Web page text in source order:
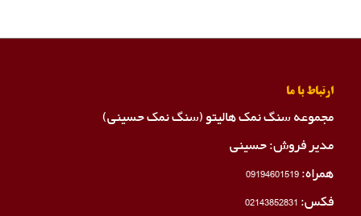
ارتباط با ما
مجموعه سنگ نمک هالیتو (سنگ نمک حسینی)
مدیر فروش: حسینی
همراه:09194601519
فکس:02143852831